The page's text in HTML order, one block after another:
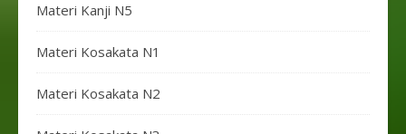
Materi Kanji N5
Materi Kosakata N1
Materi Kosakata N2